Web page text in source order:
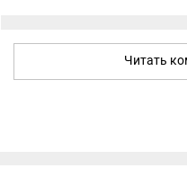
Читать